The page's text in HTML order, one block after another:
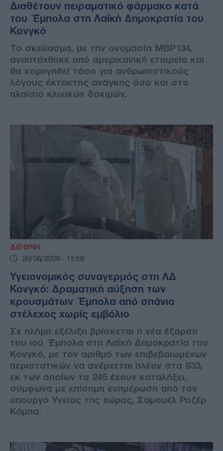
Διαθέτουν πειραματικό φάρμακο κατά
του Έμπολα στη Λαϊκή Δημοκρατία του
Κονγκό
Το σκεύασμα, με την ονομασία MBP134,
αναπτύχθηκε από αμερικανική εταιρεία και
θα χορηγηθεί τόσο για ανθρωπιστικούς
λόγους έκτακτης ανάγκης όσο και στο
πλαίσιο κλινικών δοκιμών.
ΔΙΕΘΝΗ
20/06/2026 - 11:58
Υγειονομικός συναγερμός στη ΛΔ
Κονγκό: Δραματική αύξηση των
κρουσμάτων Έμπολα από σπάνιο
στέλεχος χωρίς εμβόλιο
Σε πλήρη εξέλιξη βρίσκεται η νέα έξαρση
του ιού Έμπολα στη Λαϊκή Δημοκρατία του
Κονγκό, με τον αριθμό των επιβεβαιωμένων
περιστατικών να ανέρχεται πλέον στα 933,
εκ των οποίων τα 245 έχουν καταλήξει,
σύμφωνα με επίσημη ενημέρωση από τον
υπουργό Υγείας της χώρας, Σαμουέλ Ροζέρ
Κάμπα.